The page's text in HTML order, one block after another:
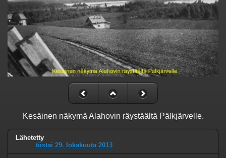
Kesäinen näkymä Alahovin räystäältä Pälkjärvelle.
Lähetetty
tiistai 29. lokakuuta 2013